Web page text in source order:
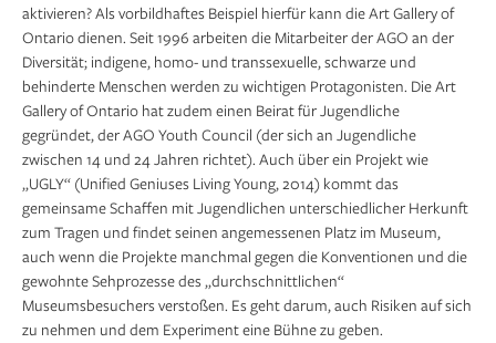
aktivieren? Als vorbildhaftes Beispiel hierfür kann die Art Gallery of
Ontario dienen. Seit 1996 arbeiten die Mitarbeiter der AGO an der
Diversität; indigene, homo- und transsexuelle, schwarze und
behinderte Menschen werden zu wichtigen Protagonisten. Die Art
Gallery of Ontario hat zudem einen Beirat für Jugendliche
gegründet, der AGO Youth Council (der sich an Jugendliche
zwischen 14 und 24 Jahren richtet). Auch über ein Projekt wie
„UGLY“ (Unified Geniuses Living Young, 2014) kommt das
gemeinsame Schaffen mit Jugendlichen unterschiedlicher Herkunft
zum Tragen und findet seinen angemessenen Platz im Museum,
auch wenn die Projekte manchmal gegen die Konventionen und die
gewohnte Sehprozesse des „durchschnittlichen“
Museumsbesuchers verstoßen. Es geht darum, auch Risiken auf sich
zu nehmen und dem Experiment eine Bühne zu geben.